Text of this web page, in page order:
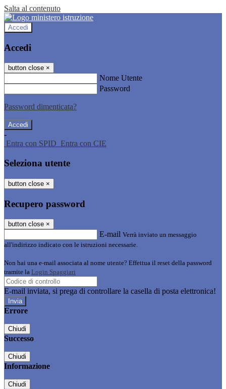
Salta al contenuto
Accedi
Accedi
button close ×
Nome Utente
Password
Password dimenticata?
-
Entra con SPID Entra con CIE
Seleziona utente
button close ×
Recupero password
button close ×
E-mail Verrà inviato un messaggio
all'indirizzo indicato con le istruzioni necessarie.
Non hai una e-mail associata al nome utente? Effettua il reset della password
tramite la Login Spaggiari
E-mail inviata, si prega di controllare la casella di posta elettronica!
Errore
Chiudi
Successo
Chiudi
Informazione
Chiudi